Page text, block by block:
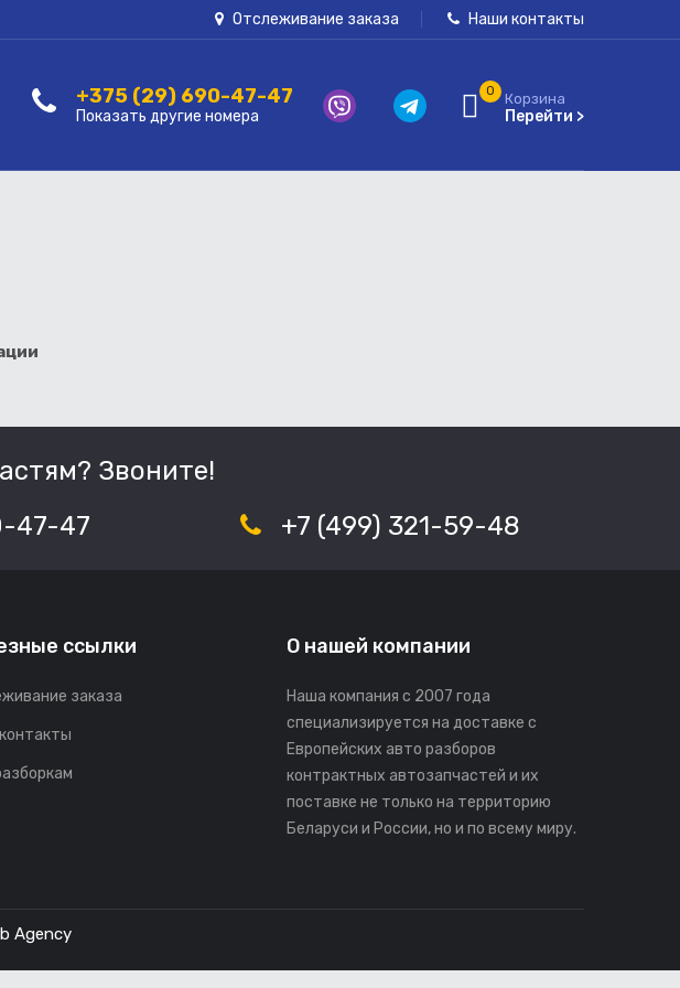
Отслеживание заказа Наши контакты
+375 (29) 690-47-47
Показать другие номера
0 Корзина
Перейти >
Звоните!
47-47 +7 (499) 321-59-48
ссылки
заказа
О нашей компании
Наша компания с 2007 года
специализируется на доставке с
Европейских авто разборов
контрактных автозапчастей и их
поставке не только на территорию
Беларуси и России, но и по всему миру.
Agency